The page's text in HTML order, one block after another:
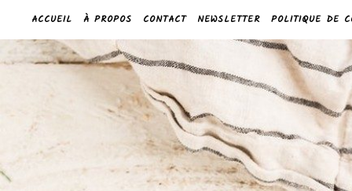
ACCUEIL À PROPOS CONTACT NEWSLETTER POLITIQUE DE